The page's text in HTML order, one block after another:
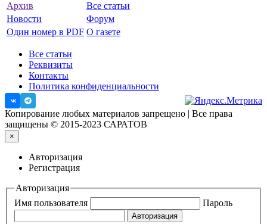
Архив
Все статьи
Новости
Форум
Один номер в PDF О газете
Все статьи
Реквизиты
Контакты
Политика конфиденциальности
Копирование любых материалов запрещено | Все права
защищены © 2015-2023 САРАТОВ
×
Авторизация
Регистрация
Авторизация
Имя пользователя
Пароль